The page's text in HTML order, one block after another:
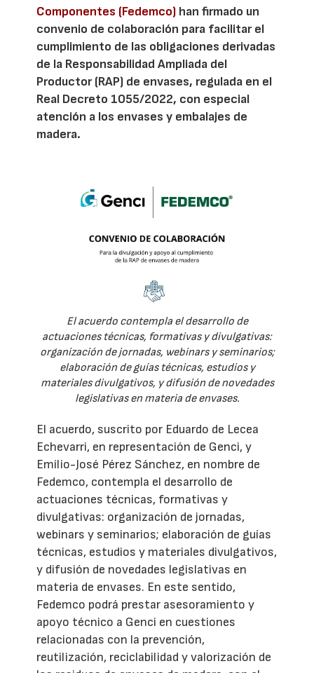
Componentes (Fedemco) han firmado un
convenio de colaboración para facilitar el
cumplimiento de las obligaciones derivadas
de la Responsabilidad Ampliada del
Productor (RAP) de envases, regulada en el
Real Decreto 1055/2022, con especial
atención a los envases y embalajes de
madera.
El acuerdo contempla el desarrollo de
actuaciones técnicas, formativas y divulgativas:
organización de jornadas, webinars y seminarios;
elaboración de guías técnicas, estudios y
materiales divulgativos, y difusión de novedades
legislativas en materia de envases.
El acuerdo, suscrito por Eduardo de Lecea
Echevarri, en representación de Genci, y
Emilio-José Pérez Sánchez, en nombre de
Fedemco, contempla el desarrollo de
actuaciones técnicas, formativas y
divulgativas: organización de jornadas,
webinars y seminarios; elaboración de guías
técnicas, estudios y materiales divulgativos,
y difusión de novedades legislativas en
materia de envases. En este sentido,
Fedemco podrá prestar asesoramiento y
apoyo técnico a Genci en cuestiones
relacionadas con la prevención,
reutilización, reciclabilidad y valorización de